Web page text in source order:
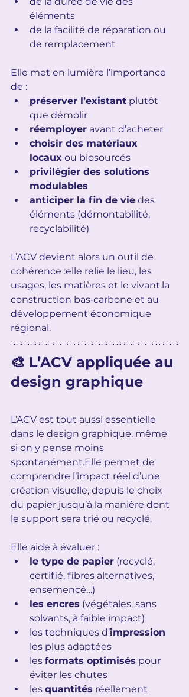
éléments
de la facilité de réparation ou
de remplacement
Elle met en lumière l’importance
de :
préserver l’existant plutôt
que démolir
réemployer avant d’acheter
choisir des matériaux
locaux ou biosourcés
privilégier des solutions
modulables
anticiper la fin de vie des
éléments (démontabilité,
recyclabilité)
L’ACV devient alors un outil de
cohérence :elle relie le lieu, les
usages, les matières et le vivant.la
construction bas‑carbone et au
développement économique
régional.
🎨 L’ACV appliquée au
design graphique
L’ACV est tout aussi essentielle
dans le design graphique, même
si on y pense moins
spontanément.Elle permet de
comprendre l’impact réel d’une
création visuelle, depuis le choix
du papier jusqu’à la manière dont
le support sera trié ou recyclé.
Elle aide à évaluer :
le type de papier (recyclé,
certifié, fibres alternatives,
ensemencé…)
les encres (végétales, sans
solvants, à faible impact)
les techniques d’impression
les plus adaptées
les formats optimisés pour
éviter les chutes
les quantités réellement